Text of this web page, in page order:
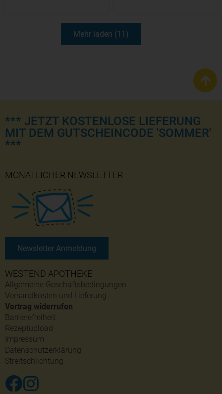
Mehr laden (11)
*** JETZT KOSTENLOSE LIEFERUNG
MIT DEM GUTSCHEINCODE 'SOMMER'
***
WESTEND APOTHEKE
Allgemeine Geschäftsbedingungen
Versandkosten und Lieferung
Vertrag widerrufen
Barrierefreiheit
Rezeptupload
Impressum
Datenschutzerklärung
Streitschlichtung
MONATLICHER NEWSLETTER
Newsletter Anmeldung